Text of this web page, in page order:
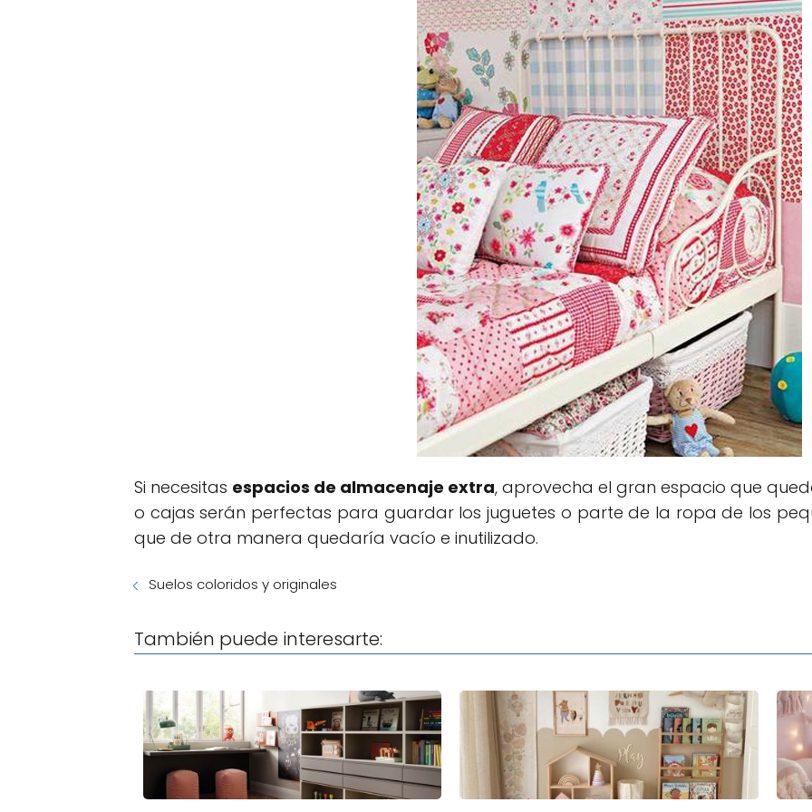
Si necesitas espacios de almacenaje extra, aprovecha el gran espacio que
o cajas serán perfectas para guardar los juguetes o parte de la ropa de los
que de otra manera quedaría vacío e inutilizado.
Suelos coloridos y originales
También puede interesarte: